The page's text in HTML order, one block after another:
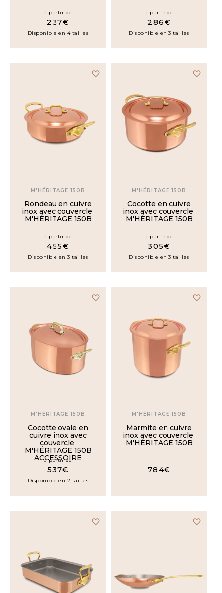
à partir de
237€
Disponible en 4 tailles
à partir de
286€
Disponible en 3 tailles
favorite_border
M'HÉRITAGE 150B
Rondeau en cuivre
inox avec couvercle
M'HÉRITAGE 150B
à partir de
455€
Disponible en 3 tailles
favorite_border
M'HÉRITAGE 150B
Cocotte en cuivre
inox avec couvercle
M'HÉRITAGE 150B
à partir de
305€
Disponible en 3 tailles
favorite_border
M'HÉRITAGE 150B
Cocotte ovale en
cuivre inox avec
couvercle
M'HÉRITAGE 150B
ACCESSOIRE
à partir de
537€
Disponible en 2 tailles
favorite_border
M'HÉRITAGE 150B
Marmite en cuivre
inox avec couvercle
M'HÉRITAGE 150B
784€
favorite_border favorite_border